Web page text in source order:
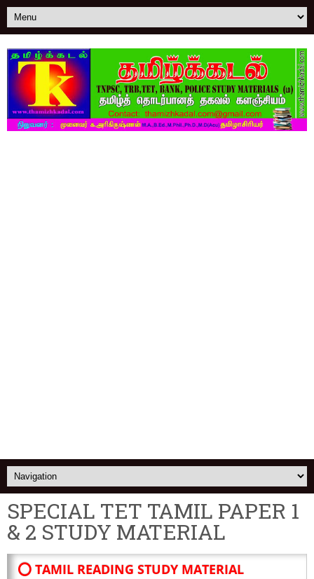
SPECIAL TET TAMIL PAPER 1
& 2 STUDY MATERIAL
⭕ TAMIL READING STUDY MATERIAL